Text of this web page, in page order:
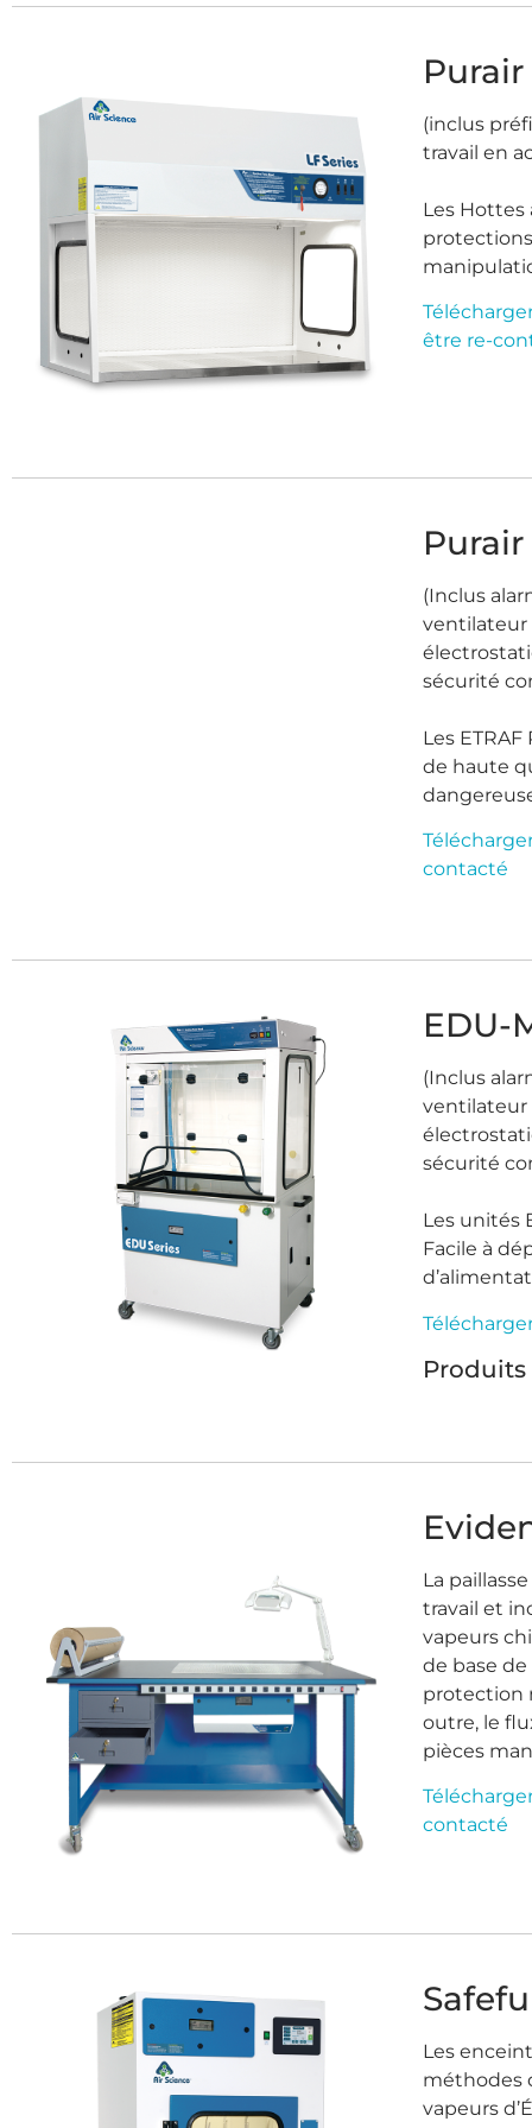
(inclus
travail en
Les Hottes
être re-
(Inclus
ventilateur
sécurité
Les
de haute
contacté
EDU-
(Inclus
ventilateur
sécurité
Les unités
Facile à
La
travail et
vapeurs
de base
protection
outre, le
pièces
contacté
Les
méthodes
vapeurs